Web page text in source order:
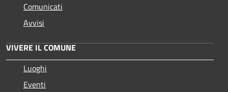
Comunicati
Avvisi
VIVERE IL COMUNE
Luoghi
Eventi